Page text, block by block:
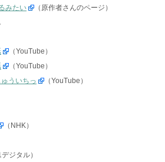
みたい
（原作者さんのページ）
（YouTube）
（YouTube）
ういちっ
（YouTube）
（NHK）
デジタル）